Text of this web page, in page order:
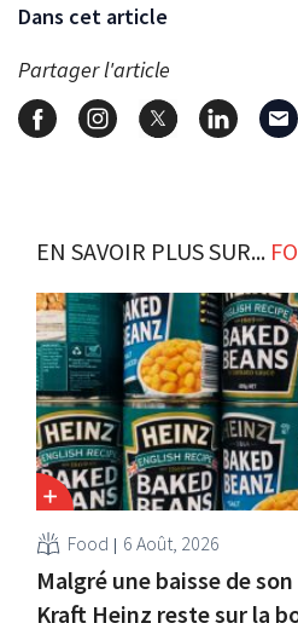
Dans cet article
Partager l'article
EN SAVOIR PLUS SUR...
Food 6 Août, 2026
Malgré une baisse de
Kraft Heinz reste sur la